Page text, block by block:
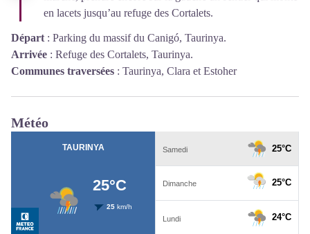
en lacets jusqu’au refuge des Cortalets.
Départ : Parking du massif du Canigó, Taurinya.
Arrivée : Refuge des Cortalets, Taurinya.
Communes traversées : Taurinya, Clara et Estoher
Météo